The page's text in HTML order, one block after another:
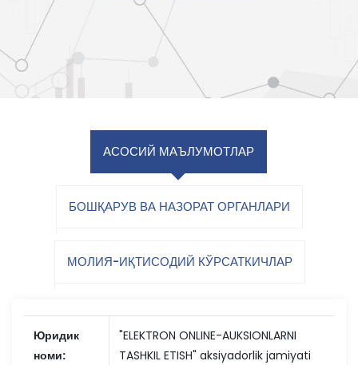
АСОСИЙ МАЪЛУМОТЛАР
БОШҚАРУВ ВА НАЗОРАТ ОРГАНЛАРИ
МОЛИЯ-ИҚТИСОДИЙ КЎРСАТКИЧЛАР
Юридик
номи:
"ELEKTRON ONLINE-AUKSIONLARNI
TASHKIL ETISH" aksiyadorlik jamiyati